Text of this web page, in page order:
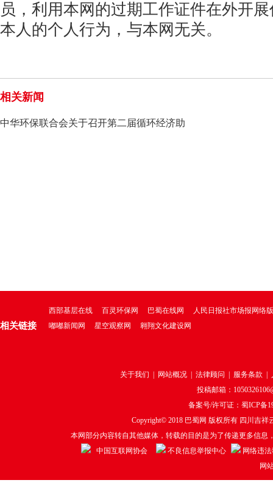
员，利用本网的过期工作证件在外开
本人的个人行为，与本网无关。
相关新闻
中华环保联合会关于召开第二届循环经济助
相关链接
西部基层在线 百灵环保网 巴蜀在线网
人民日报社市场报网络版
嘟嘟新闻网
星空观察网 翱翔文化建设网
关于我们 网站概况 法律顾问 服务条款
投稿邮箱：
备案号/许可证：蜀ICP备
Copyright© 2018 巴蜀网 版权所有 四川吉
本网部分内容转自其他媒体，转载的目的是为了传递更多信